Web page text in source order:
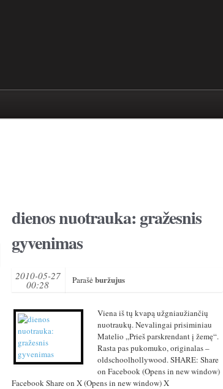
dienos nuotrauka: gražesnis
gyvenimas
2010-05-27
00:28 Parašėburžujus
Viena iš tų kvapą užgniaužiančių
nuotraukų. Nevalingai prisiminiau
Matelio „Prieš parskrendant į žemę“.
Rasta pas pukomuko, originalas –
oldschoolhollywood. SHARE: Share
on Facebook (Opens in new window)
Facebook Share on X (Opens in new window) X